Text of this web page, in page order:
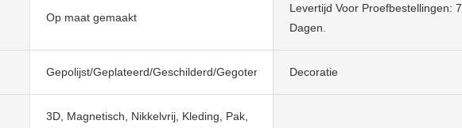
Op maat gemaakt
Levertijd Voor Proefbestellingen: 7
Dagen.
Gepolijst/Geplateerd/Geschilderd/Gegoten/Gesneden/Gelast/Zandstralen
Decoratie
3D, Magnetisch, Nikkelvrij, Kleding, Pak,